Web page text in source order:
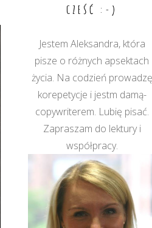
CZEŚĆ :-)
Jestem Aleksandra, która
pisze o różnych apsektach
życia. Na codzień prowadzę
korepetycje i jestm damą-
copywriterem. Lubię pisać.
Zapraszam do lektury i
współpracy.